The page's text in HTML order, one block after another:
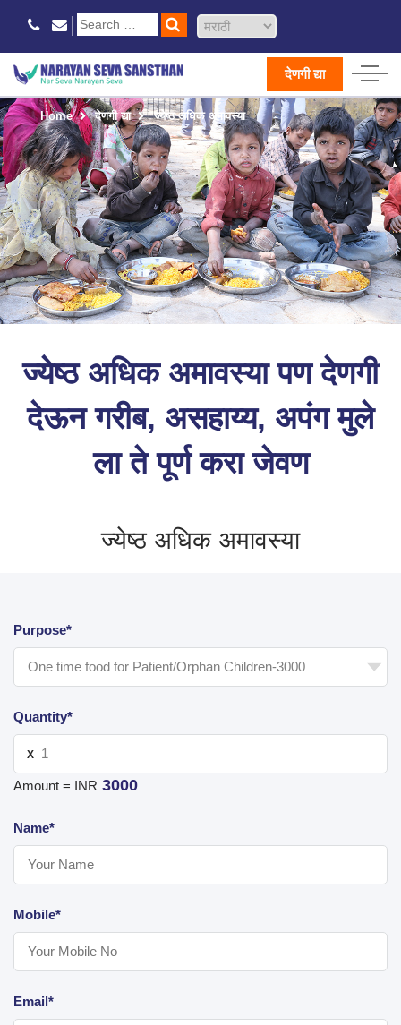
देणगी द्या
Home देणगी द्या ज्येष्ठ अधिक अमावस्या
ज्येष्ठ अधिक अमावस्या पण देणगी
देऊन गरीब, असहाय्य, अपंग मुले
ला ते पूर्ण करा जेवण
ज्येष्ठ अधिक अमावस्या
Purpose*
Quantity*
X
Amount = INR 3000
Name*
Mobile*
Email*